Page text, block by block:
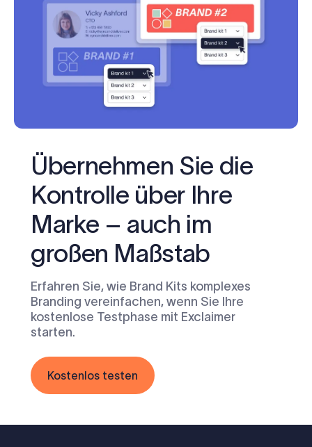
Übernehmen Sie die
Kontrolle über Ihre
Marke – auch im
großen Maßstab
Erfahren Sie, wie Brand Kits komplexes
Branding vereinfachen, wenn Sie Ihre
kostenlose Testphase mit Exclaimer
starten.
Kostenlos testen